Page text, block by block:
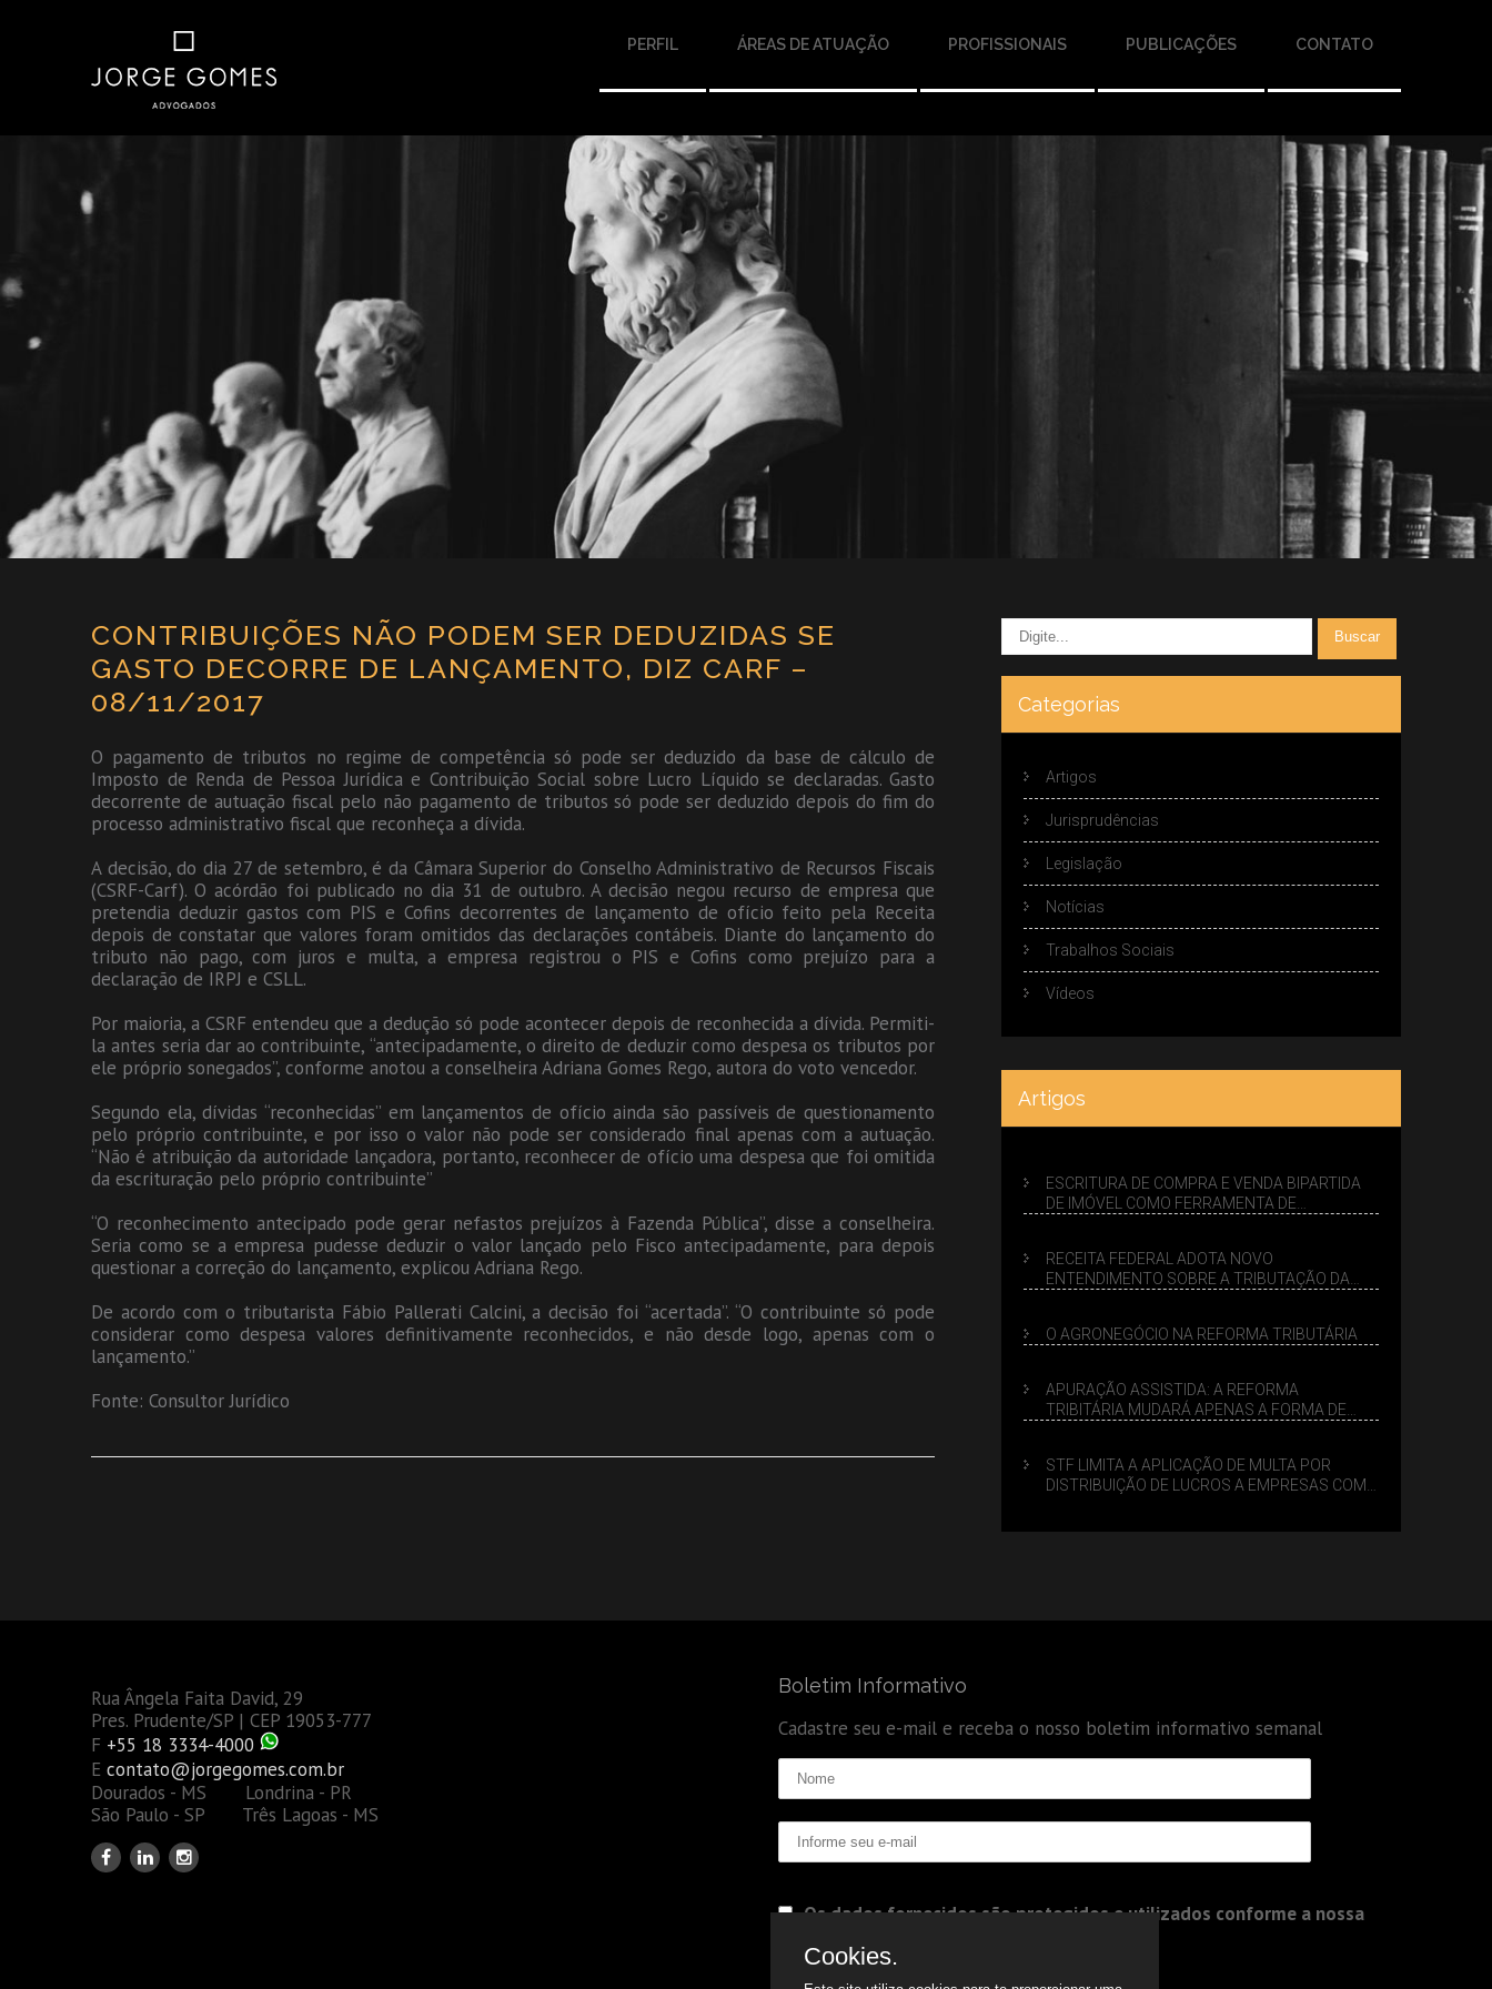
PERFIL ÁREAS DE ATUAÇÃO PROFISSIONAIS PUBLICAÇÕES CONTATO
CONTRIBUIÇÕES NÃO PODEM SER DEDUZIDAS SE
GASTO DECORRE DE LANÇAMENTO, DIZ CARF –
08/11/2017
O pagamento de tributos no regime de competência só pode ser deduzido da base de cálculo de
Imposto de Renda de Pessoa Jurídica e Contribuição Social sobre Lucro Líquido se declaradas. Gasto
decorrente de autuação fiscal pelo não pagamento de tributos só pode ser deduzido depois do fim do
processo administrativo fiscal que reconheça a dívida.
A decisão, do dia 27 de setembro, é da Câmara Superior do Conselho Administrativo de Recursos Fiscais
(CSRF-Carf). O acórdão foi publicado no dia 31 de outubro. A decisão negou recurso de empresa que
pretendia deduzir gastos com PIS e Cofins decorrentes de lançamento de ofício feito pela Receita
depois de constatar que valores foram omitidos das declarações contábeis. Diante do lançamento do
tributo não pago, com juros e multa, a empresa registrou o PIS e Cofins como prejuízo para a
declaração de IRPJ e CSLL.
Por maioria, a CSRF entendeu que a dedução só pode acontecer depois de reconhecida a dívida. Permiti-
la antes seria dar ao contribuinte, “antecipadamente, o direito de deduzir como despesa os tributos por
ele próprio sonegados”, conforme anotou a conselheira Adriana Gomes Rego, autora do voto vencedor.
Segundo ela, dívidas “reconhecidas” em lançamentos de ofício ainda são passíveis de questionamento
pelo próprio contribuinte, e por isso o valor não pode ser considerado final apenas com a autuação.
“Não é atribuição da autoridade lançadora, portanto, reconhecer de ofício uma despesa que foi omitida
da escrituração pelo próprio contribuinte”
“O reconhecimento antecipado pode gerar nefastos prejuízos à Fazenda Pública”, disse a conselheira.
Seria como se a empresa pudesse deduzir o valor lançado pelo Fisco antecipadamente, para depois
questionar a correção do lançamento, explicou Adriana Rego.
De acordo com o tributarista Fábio Pallerati Calcini, a decisão foi “acertada”. “O contribuinte só pode
considerar como despesa valores definitivamente reconhecidos, e não desde logo, apenas com o
lançamento.”
Fonte: Consultor Jurídico
Categorias
Artigos
Jurisprudências
Legislação
Notícias
Trabalhos Sociais
Vídeos
Artigos
ESCRITURA DE COMPRA E VENDA BIPARTIDA
DE IMÓVEL COMO FERRAMENTA DE
RECEITA FEDERAL ADOTA NOVO
ENTENDIMENTO SOBRE A TRIBUTAÇÃO DA
O AGRONEGÓCIO NA REFORMA TRIBUTÁRIA
APURAÇÃO ASSISTIDA: A REFORMA
TRIBITÁRIA MUDARÁ APENAS A FORMA DE
STF LIMITA A APLICAÇÃO DE MULTA POR
DISTRIBUIÇÃO DE LUCROS A EMPRESAS COM
Rua Ângela Faita David, 29
Pres. Prudente/SP | CEP 19053-777
F +55 18 3334-4000
E contato@jorgegomes.com.br
Dourados - MS Londrina - PR
São Paulo - SP Três Lagoas - MS
Boletim Informativo
Cadastre seu e-mail e receba o nosso boletim informativo semanal
Os dados fornecidos são protegidos e utilizados conforme a nossa
Cookies.